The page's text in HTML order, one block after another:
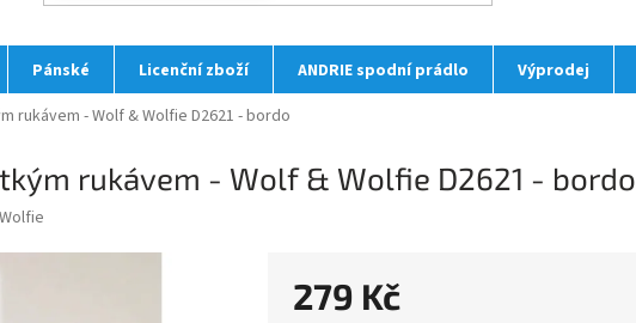
Pánské Licenční zboží ANDRIE spodní prádlo Výprodej
rukávem - Wolf & Wolfie D2621 - bordo
rukávem - Wolf & Wolfie D2621 - bordo
279 Kč